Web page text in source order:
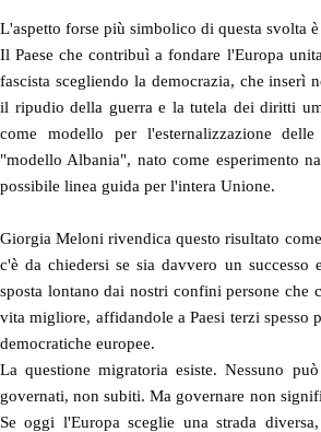
L'aspetto forse più simbolico di questa svolta
Il Paese che contribuì a fondare l'Europa
fascista scegliendo la democrazia, che inserì
il ripudio della guerra e la tutela dei diritti
come modello per l'esternalizzazione
"modello Albania", nato come esperimento
possibile linea guida per l'intera Unione.
Giorgia Meloni rivendica questo risultato
c'è da chiedersi se sia davvero un successo
sposta lontano dai nostri confini persone che
vita migliore, affidandole a Paesi terzi spesso
democratiche europee.
La questione migratoria esiste. Nessuno
governati, non subiti. Ma governare non
Se oggi l'Europa sceglie una strada